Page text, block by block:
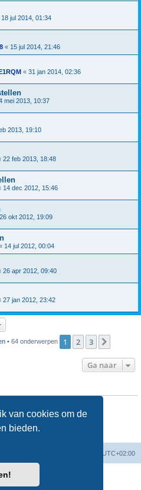
van cookies om de
bieden.
18 jul 2014, 01:34
« 15 jul 2014, 21:46
« 31 jan 2014, 02:36
mei 2013, 10:37
2013, 19:10
22 feb 2013, 18:48
14 dec 2012, 15:46
26 okt 2012, 19:09
14 jul 2012, 00:04
26 apr 2012, 09:40
27 jan 2012, 23:42
• 64 onderwerpen 1 2 3
Ga naar
forum
forum
in dit forum
UTC+02:00
Software © phpBB Limited
phpBB.nl